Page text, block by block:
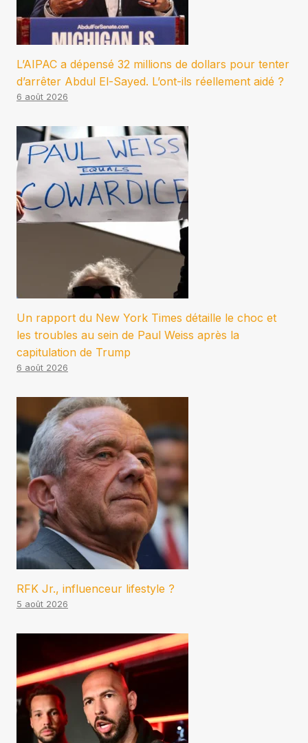
L’AIPAC a dépensé 32 millions de dollars pour tenter
d’arrêter Abdul El-Sayed. L’ont-ils réellement aidé ?
6 août 2026
Un rapport du New York Times détaille le choc et
les troubles au sein de Paul Weiss après la
capitulation de Trump
6 août 2026
RFK Jr., influenceur lifestyle ?
5 août 2026